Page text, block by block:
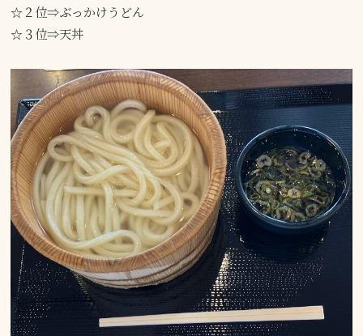
☆２位⇒ぶっかけうどん
☆３位⇒天丼